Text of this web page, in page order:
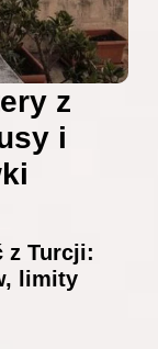
z
i
z Turcji:
limity